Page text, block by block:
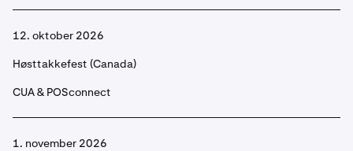
12. oktober 2026
Høsttakkefest (Canada)
CUA & POSconnect
1. november 2026